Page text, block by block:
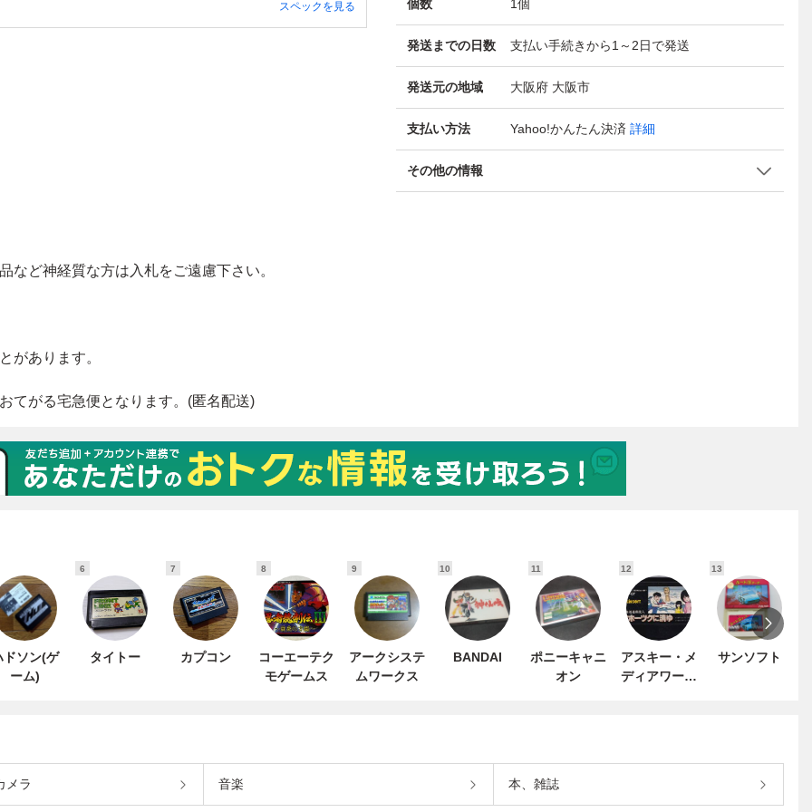
スペックを見る 個数 1 個
発送までの日数 支払い手続きから1～2日で発送
発送元の地域 大阪府 大阪市
支払い方法 Yahoo!かんたん決済 詳細
その他の情報
ドソン(ゲ
ーム)
6
タイトー
7
カプコン
8
コーエーテク
モゲームス
9
アークシステ
ムワークス
10
BANDAI
11
ポニーキャニ
オン
12
アスキー・メ
ディアワーク
13
サンソフト
メラ 音楽 本、雑誌